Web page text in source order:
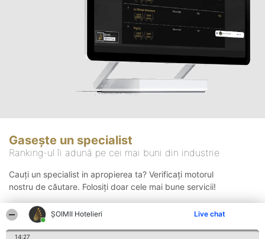
ȘOIMII Hotelieri Live chat
14:27
Gasește un specialist
Ranking-ul îi adună pe cei mai buni din industrie
Cauți un specialist in apropierea ta? Verificați motorul
nostru de căutare. Folosiți doar cele mai bune servicii!